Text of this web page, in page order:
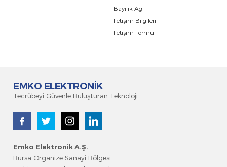
Bayilik Ağı
İletişim Bilgileri
İletişim Formu
EMKO ELEKTRONİK
Tecrübeyi Güvenle Buluşturan Teknoloji
Emko Elektronik A.Ş.
Bursa Organize Sanayi Bölgesi